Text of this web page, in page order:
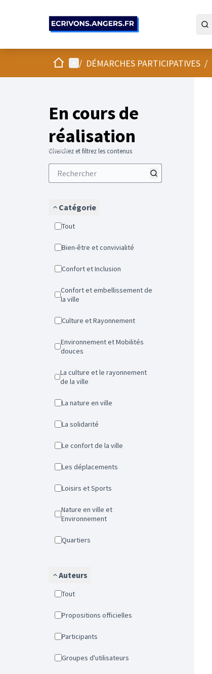
AccueilMenu principal
/ DÉMARCHES PARTICIPATIVES /
En cours de
réalisation
Cherchez et filtrez les contenus
Catégorie
Tout
Bien-être et convivialité
Confort et Inclusion
Confort et embellissement de
la ville
Culture et Rayonnement
Environnement et Mobilités
douces
La culture et le rayonnement
de la ville
La nature en ville
La solidarité
Le confort de la ville
Les déplacements
Loisirs et Sports
Nature en ville et
Environnement
Quartiers
Auteurs
Tout
Propositions officielles
Participants
Groupes d'utilisateurs